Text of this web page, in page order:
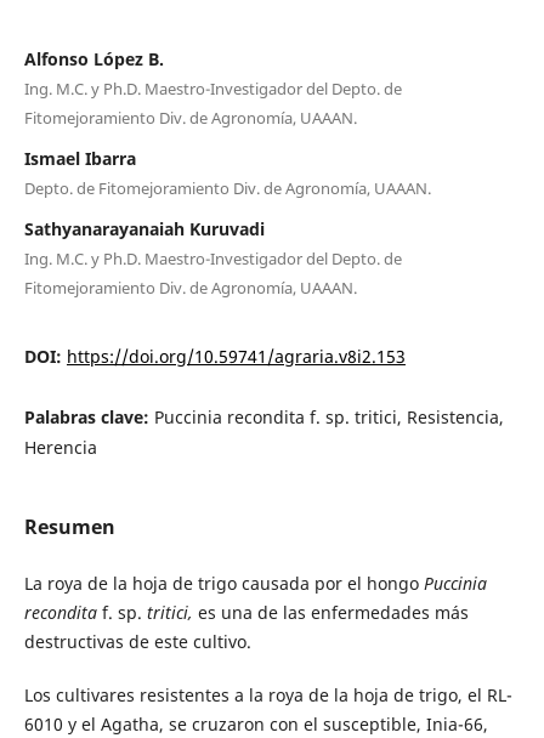
Alfonso López B.
Ing. M.C. y Ph.D. Maestro-Investigador del Depto. de
Fitomejoramiento Div. de Agronomía, UAAAN.
Ismael Ibarra
Depto. de Fitomejoramiento Div. de Agronomía, UAAAN.
Sathyanarayanaiah Kuruvadi
Ing. M.C. y Ph.D. Maestro-Investigador del Depto. de
Fitomejoramiento Div. de Agronomía, UAAAN.
DOI: https://doi.org/10.59741/agraria.v8i2.153
Palabras clave: Puccinia recondita f. sp. tritici, Resistencia,
Herencia
Resumen
La roya de la hoja de trigo causada por el hongo Puccinia
recondita f. sp. tritici, es una de las enfermedades más
destructivas de este cultivo.
Los cultivares resistentes a la roya de la hoja de trigo, el RL-
6010 y el Agatha, se cruzaron con el susceptible, Inia-66,